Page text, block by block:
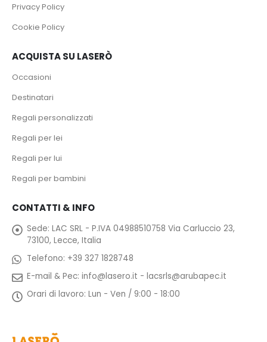
Privacy Policy
Cookie Policy
ACQUISTA SU LASERÒ
Occasioni
Destinatari
Regali personalizzati
Regali per lei
Regali per lui
Regali per bambini
CONTATTI & INFO
Sede: LAC SRL - P.IVA 04988510758 Via Carluccio 23,
73100, Lecce, Italia
Telefono: +39 327 1828748
E-mail & Pec: info@lasero.it - lacsrls@arubapec.it
Orari di lavoro: Lun - Ven / 9:00 - 18:00